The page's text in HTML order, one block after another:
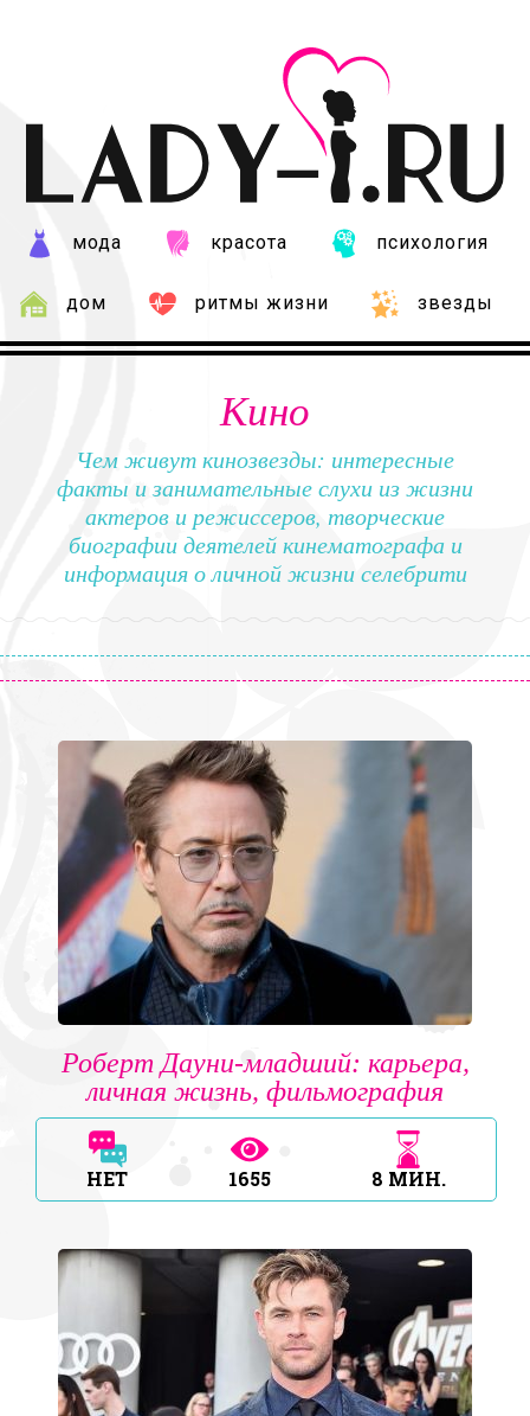
мода красота психология
дом ритмы жизни звезды
Кино
Чем живут кинозвезды: интересные
факты и занимательные слухи из жизни
актеров и режиссеров, творческие
биографии деятелей кинематографа и
информация о личной жизни селебрити
Роберт Дауни-младший: карьера,
личная жизнь, фильмография
НЕТ 1655 8 МИН.